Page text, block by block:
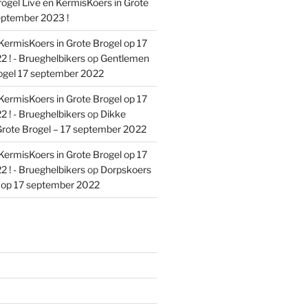
Live en KermisKoers in Grote
2023 !
in Grote Brogel op 17
! - Brueghelbikersop Gentlemen
17 september 2022
in Grote Brogel op 17
! - Brueghelbikersop Dikke
Brogel – 17 september 2022
in Grote Brogel op 17
! - Brueghelbikersop Dorpskoers
17 september 2022